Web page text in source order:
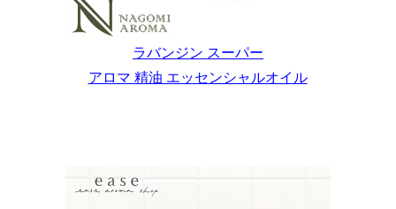
ラバンジン スーパー
アロマ 精油 エッセンシャルオイル